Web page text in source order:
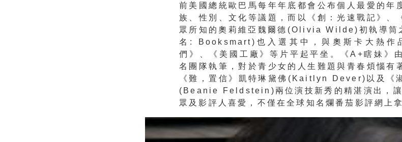
前美國總統歐巴馬每年年底都會公布個人最愛的年
族、性別、文化等議題，而以《創：光速戰記》、
眾所知的奧莉維亞魏爾德(Olivia Wilde)初執導筒
名: Booksmart)也入選其中，與奧斯卡大熱作
們》、《美國工廠》等片平起平坐。《A+瞎妹》
名團隊執筆，對於青少女的人生難題與青春煩惱有
《難，置信》凱特琳黛佛(Kaitlyn Dever)以及《
(Beanie Feldstein)兩位演技新秀的精湛演出，讓
眾及影評人喜愛，不僅在全球知名爛番茄影評網上